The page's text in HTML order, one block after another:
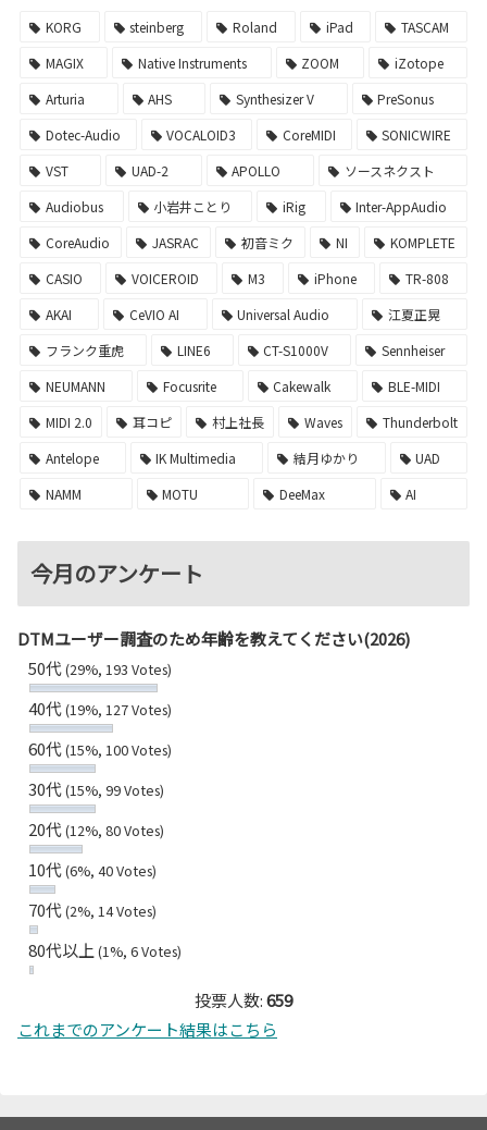
KORG steinberg Roland iPad
TASCAM
MAGIX
Native Instruments ZOOM
iZotope
Arturia
AHS Synthesizer V
PreSonus
Dotec-Audio
VOCALOID3 CoreMIDI
SONICWIRE
VST
UAD-2 APOLLO
ソースネクスト
Audiobus
小岩井ことり iRig
Inter-AppAudio
CoreAudio
JASRAC 初音ミク NI
KOMPLETE
CASIO
VOICEROID M3 iPhone
TR-808
AKAI
CeVIO AI Universal Audio
江夏正晃
フランク重虎
LINE6 CT-S1000V
Sennheiser
NEUMANN
Focusrite Cakewalk
BLE-MIDI
MIDI 2.0
耳コピ 村上社長 Waves
Thunderbolt
Antelope
IK Multimedia 結月ゆかり
UAD
NAMM
MOTU DeeMax AI
今月のアンケート
DTMユーザー調査のため年齢を教えてください(2026)
50代(29%, 193 Votes)
40代(19%, 127 Votes)
60代(15%, 100 Votes)
30代(15%, 99 Votes)
20代(12%, 80 Votes)
10代(6%, 40 Votes)
70代(2%, 14 Votes)
80代以上 (1%, 6 Votes)
投票人数:659
これまでのアンケート結果はこちら